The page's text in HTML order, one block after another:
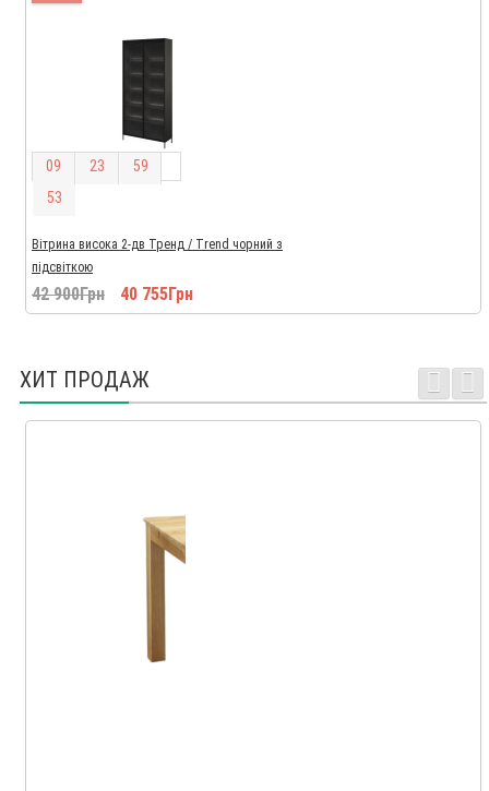
09 23 59
52
Вітрина висока 2-дв Тренд / Trend чорний з
підсвіткою
42 900Грн 40 755Грн
ХИТ ПРОДАЖ